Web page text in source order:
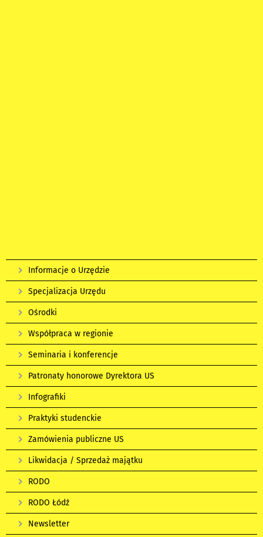
Informacje o Urzędzie
Specjalizacja Urzędu
Ośrodki
Współpraca w regionie
Seminaria i konferencje
Patronaty honorowe Dyrektora US
Infografiki
Praktyki studenckie
Zamówienia publiczne US
Likwidacja / Sprzedaż majątku
RODO
RODO Łódź
Newsletter